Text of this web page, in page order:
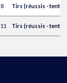
8
11